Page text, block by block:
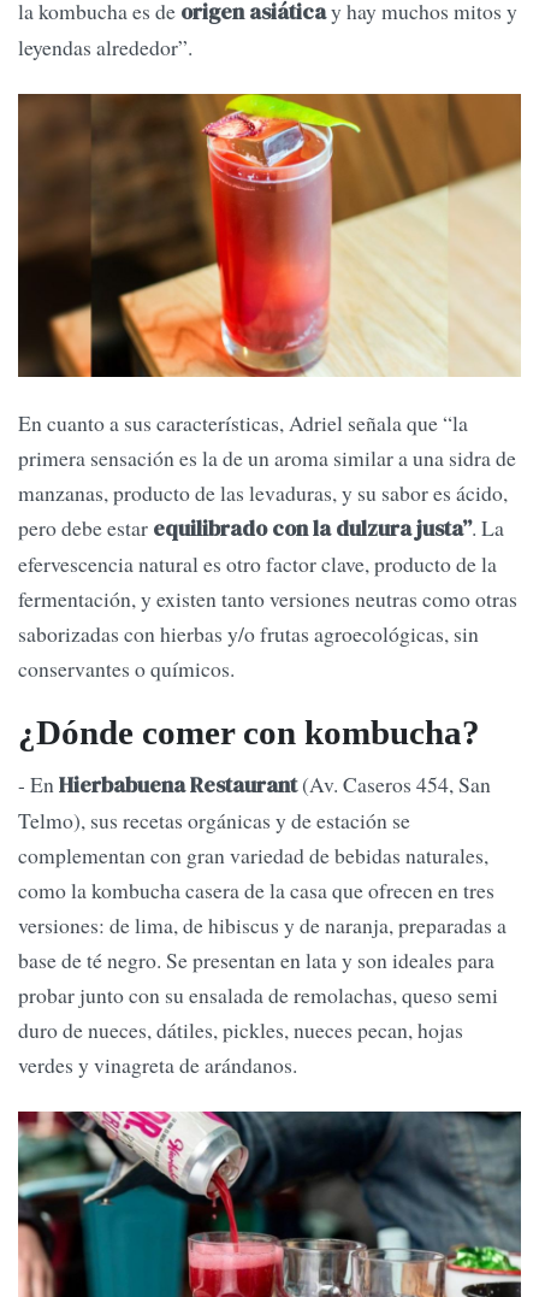
la kombucha es de origen asiáticay hay muchos mitos y
leyendas alrededor”.
En cuanto a sus características, Adriel señala que “la
primera sensación es la de un aroma similar a una sidra de
manzanas, producto de las levaduras, y su sabor es ácido,
pero debe estar equilibrado con la dulzura justa”. La
efervescencia natural es otro factor clave, producto de la
fermentación, y existen tanto versiones neutras como otras
saborizadas con hierbas y/o frutas agroecológicas, sin
conservantes o químicos.
¿Dónde comer con kombucha?
- EnHierbabuena Restaurant(Av. Caseros 454, San
Telmo), sus recetas orgánicas y de estación se
complementan con gran variedad de bebidas naturales,
como la kombucha casera de la casa que ofrecen en tres
versiones: de lima, de hibiscus y de naranja, preparadas a
base de té negro. Se presentan en lata y son ideales para
probar junto con su ensalada de remolachas, queso semi
duro de nueces, dátiles, pickles, nueces pecan, hojas
verdes y vinagreta de arándanos.